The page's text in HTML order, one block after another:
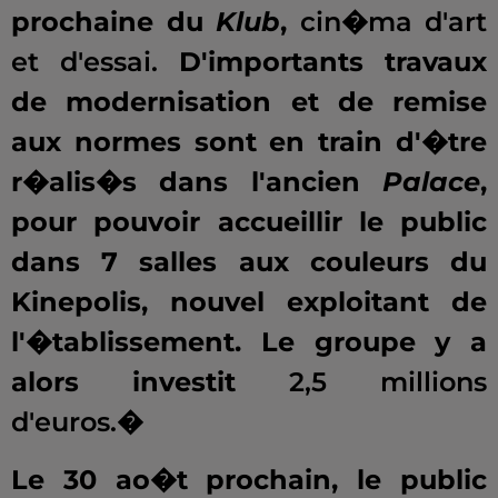
prochaine du Klub, cin�ma d'art
et d'essai. D'importants travaux
de modernisation et de remise
aux normes sont en train d'�tre
r�alis�s dans l'ancien Palace,
pour pouvoir accueillir le public
dans 7 salles aux couleurs du
Kinepolis, nouvel exploitant de
l'�tablissement. Le groupe y a
alors investit 2,5 millions
d'euros.�
Le 30 ao�t prochain, le public